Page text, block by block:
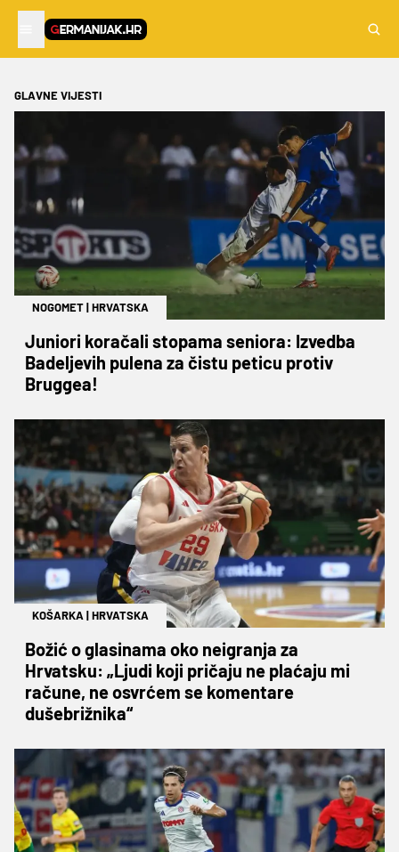
GLAVNE VIJESTI
NOGOMET|HRVATSKA
Juniori koračali stopama seniora: Izvedba
Badeljevih pulena za čistu peticu protiv
Bruggea!
KOŠARKA |HRVATSKA
Božić o glasinama oko neigranja za
Hrvatsku: „Ljudi koji pričaju ne plaćaju mi
račune, ne osvrćem se komentare
dušebrižnika“